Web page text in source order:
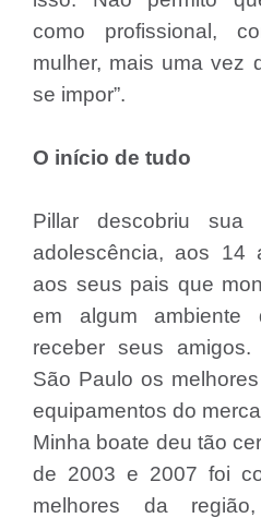
como profissional,
mulher, mais uma vez
se impor”.
O início de tudo
Pillar descobriu sua
adolescência, aos 14
aos seus pais que
em algum
receber seus amigos.
São Paulo os
equipamentos do
Minha boate deu tão
de 2003 e 2007 foi
melhores da